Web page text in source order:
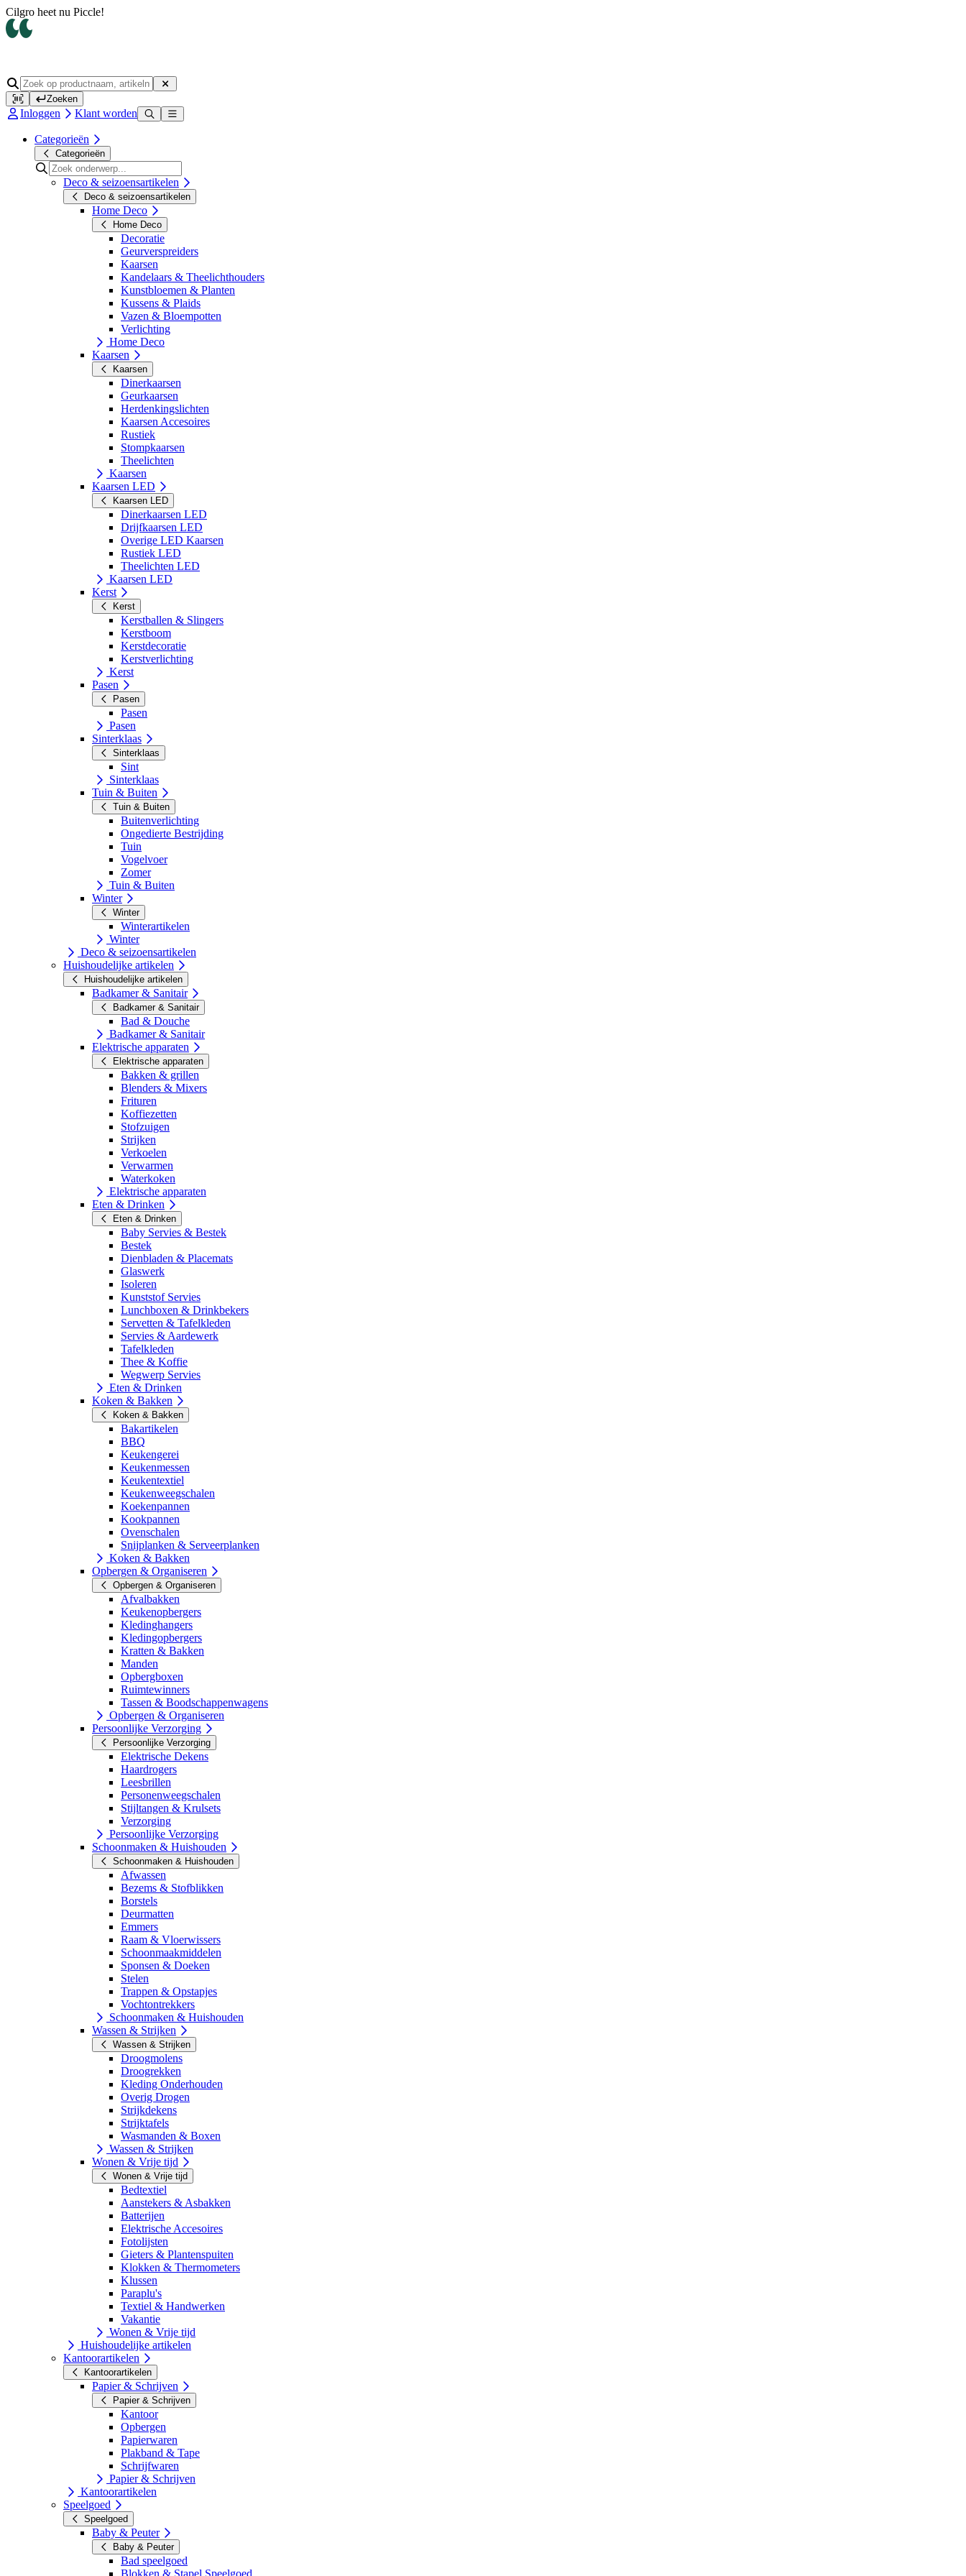
Cilgro heet nu Piccle!
Zoeken
Inloggen Klant worden
Categorieën
Categorieën
Deco & seizoensartikelen
Deco & seizoensartikelen
Home Deco
Home Deco
Decoratie
Geurverspreiders
Kaarsen
Kandelaars & Theelichthouders
Kunstbloemen & Planten
Kussens & Plaids
Vazen & Bloempotten
Verlichting
Home Deco
Kaarsen
Kaarsen
Dinerkaarsen
Geurkaarsen
Herdenkingslichten
Kaarsen Accesoires
Rustiek
Stompkaarsen
Theelichten
Kaarsen
Kaarsen LED
Kaarsen LED
Dinerkaarsen LED
Drijfkaarsen LED
Overige LED Kaarsen
Rustiek LED
Theelichten LED
Kaarsen LED
Kerst
Kerst
Kerstballen & Slingers
Kerstboom
Kerstdecoratie
Kerstverlichting
Kerst
Pasen
Pasen
Pasen
Pasen
Sinterklaas
Sinterklaas
Sint
Sinterklaas
Tuin & Buiten
Tuin & Buiten
Buitenverlichting
Ongedierte Bestrijding
Tuin
Vogelvoer
Zomer
Tuin & Buiten
Winter
Winter
Winterartikelen
Winter
Deco & seizoensartikelen
Huishoudelijke artikelen
Huishoudelijke artikelen
Badkamer & Sanitair
Badkamer & Sanitair
Bad & Douche
Badkamer & Sanitair
Elektrische apparaten
Elektrische apparaten
Bakken & grillen
Blenders & Mixers
Frituren
Koffiezetten
Stofzuigen
Strijken
Verkoelen
Verwarmen
Waterkoken
Elektrische apparaten
Eten & Drinken
Eten & Drinken
Baby Servies & Bestek
Bestek
Dienbladen & Placemats
Glaswerk
Isoleren
Kunststof Servies
Lunchboxen & Drinkbekers
Servetten & Tafelkleden
Servies & Aardewerk
Tafelkleden
Thee & Koffie
Wegwerp Servies
Eten & Drinken
Koken & Bakken
Koken & Bakken
Bakartikelen
BBQ
Keukengerei
Keukenmessen
Keukentextiel
Keukenweegschalen
Koekenpannen
Kookpannen
Ovenschalen
Snijplanken & Serveerplanken
Koken & Bakken
Opbergen & Organiseren
Opbergen & Organiseren
Afvalbakken
Keukenopbergers
Kledinghangers
Kledingopbergers
Kratten & Bakken
Manden
Opbergboxen
Ruimtewinners
Tassen & Boodschappenwagens
Opbergen & Organiseren
Persoonlijke Verzorging
Persoonlijke Verzorging
Elektrische Dekens
Haardrogers
Leesbrillen
Personenweegschalen
Stijltangen & Krulsets
Verzorging
Persoonlijke Verzorging
Schoonmaken & Huishouden
Schoonmaken & Huishouden
Afwassen
Bezems & Stofblikken
Borstels
Deurmatten
Emmers
Raam & Vloerwissers
Schoonmaakmiddelen
Sponsen & Doeken
Stelen
Trappen & Opstapjes
Vochtontrekkers
Schoonmaken & Huishouden
Wassen & Strijken
Wassen & Strijken
Droogmolens
Droogrekken
Kleding Onderhouden
Overig Drogen
Strijkdekens
Strijktafels
Wasmanden & Boxen
Wassen & Strijken
Wonen & Vrije tijd
Wonen & Vrije tijd
Bedtextiel
Aanstekers & Asbakken
Batterijen
Elektrische Accesoires
Fotolijsten
Gieters & Plantenspuiten
Klokken & Thermometers
Klussen
Paraplu's
Textiel & Handwerken
Vakantie
Wonen & Vrije tijd
Huishoudelijke artikelen
Kantoorartikelen
Kantoorartikelen
Papier & Schrijven
Papier & Schrijven
Kantoor
Opbergen
Papierwaren
Plakband & Tape
Schrijfwaren
Papier & Schrijven
Kantoorartikelen
Speelgoed
Speelgoed
Baby & Peuter
Baby & Peuter
Bad speelgoed
Blokken & Stapel Speelgoed